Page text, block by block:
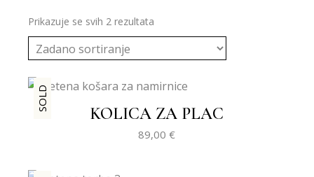
Prikazuje se svih 2 rezultata
SOLD
KOLICA ZA PLAC
89,00€